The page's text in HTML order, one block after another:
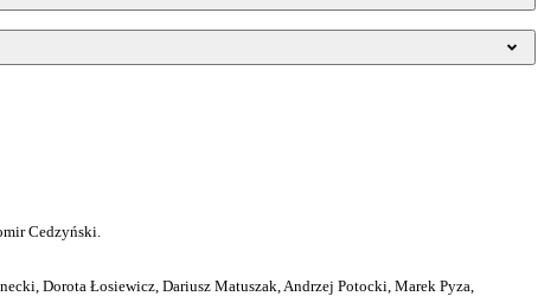
Cedzyński.
Dorota Łosiewicz, Dariusz Matuszak, Andrzej Potocki, Marek Pyza,